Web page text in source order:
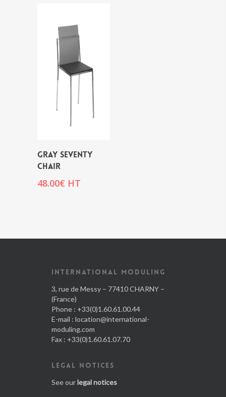
GRAY SEVENTY
CHAIR
48.00€ HT
INTERNATIONAL MODULING
3, rue de Messy – 77410 CHARNY –
(France)
Phone : +33(0)1.60.61.00.44
E-mail : location@international-
moduling.com
Fax : +33(0)1.60.61.07.70
LEGAL NOTICES
See ourlegal notices